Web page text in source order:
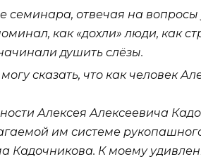
семинара, отвечая на вопросы
как «дохли» люди, как
душить слёзы.
сказать, что как человек
Алексея Алексеевича
им системе
Кадочникова. К моему